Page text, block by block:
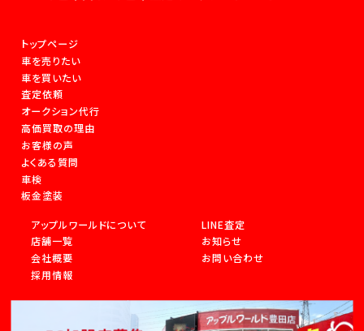
トップページ
車を売りたい
車を買いたい
査定依頼
オークション代行
高価買取の理由
お客様の声
よくある質問
車検
板金塗装
アップルワールドについて
店舗一覧
会社概要
採用情報
LINE査定
お知らせ
お問い合わせ